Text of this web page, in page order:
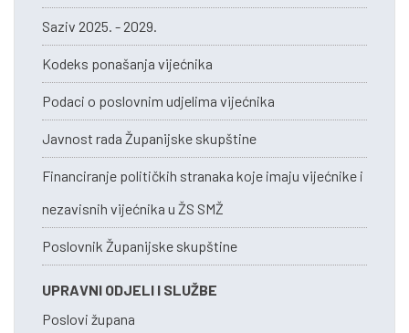
Saziv 2025. - 2029.
Kodeks ponašanja vijećnika
Podaci o poslovnim udjelima vijećnika
Javnost rada Županijske skupštine
Financiranje političkih stranaka koje imaju vijećnike i
nezavisnih vijećnika u ŽS SMŽ
Poslovnik Županijske skupštine
UPRAVNI ODJELI I SLUŽBE
Poslovi župana